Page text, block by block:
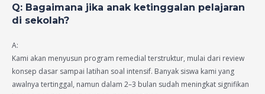
Q: Bagaimana jika anak ketinggalan pelajaran
di sekolah?
A:
Kami akan menyusun program remedial terstruktur, mulai dari review
konsep dasar sampai latihan soal intensif. Banyak siswa kami yang
awalnya tertinggal, namun dalam 2–3 bulan sudah meningkat signifikan